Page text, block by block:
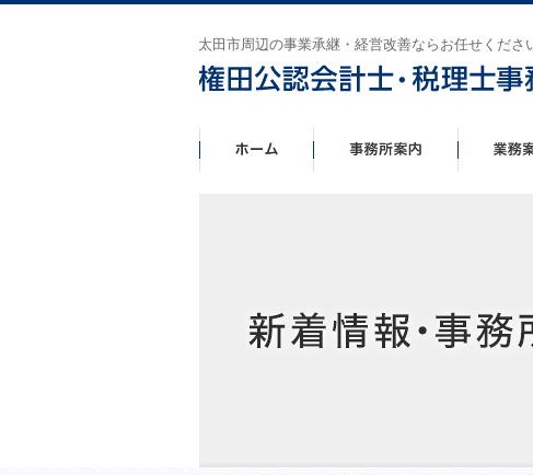
太田市周辺の事業承継・経営改善ならお任せくださ